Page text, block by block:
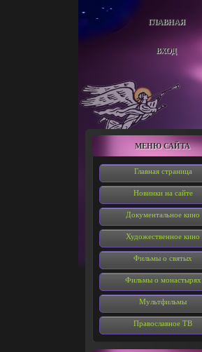
ГЛАВНАЯ
ВХОД
МЕНЮ САЙТА
Главная страница
Новинки на сайте
Документальное кино
Художественное кино
Фильмы о святых
Фильмы о монастырях
Мультфильмы
Православное ТВ